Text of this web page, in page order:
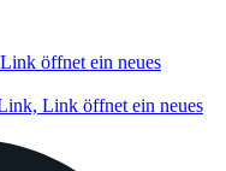
öffnet ein neues
Link öffnet ein neues